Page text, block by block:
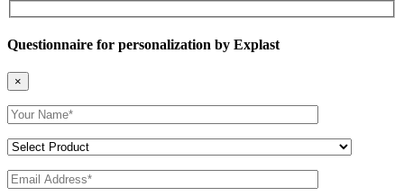
Questionnaire for personalization by Explast
×